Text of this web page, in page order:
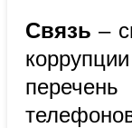
Связь –